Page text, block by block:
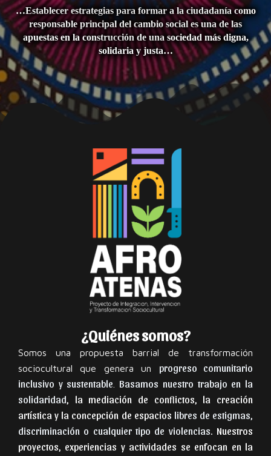
…Establecer estrategias para formar a la ciudadanía como
responsable principal del cambio social es una de las
apuestas en la construcción de una sociedad más digna,
solidaria y justa…
¿Quiénes somos?
Somos una propuesta barrial de transformación
sociocultural que genera un progreso comunitario
inclusivo y sustentable
Basamos nuestro trabajo en la
solidaridad, la mediación de conflictos, la creación
artística y la concepción de espacios libres de estigmas,
discriminación o cualquier tipo de violencias. Nuestros
proyectos, experiencias y actividades se enfocan en la